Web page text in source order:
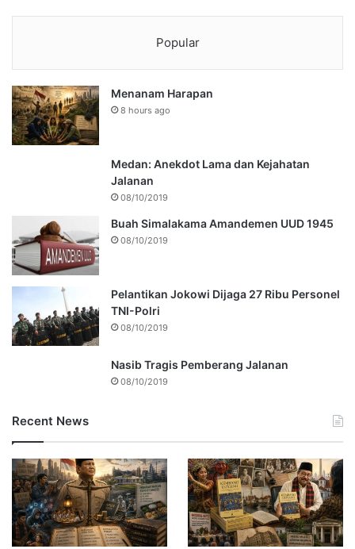
Popular
Menanam Harapan
8 hours ago
Medan: Anekdot Lama dan Kejahatan
Jalanan
08/10/2019
Buah Simalakama Amandemen UUD 1945
08/10/2019
Pelantikan Jokowi Dijaga 27 Ribu Personel
TNI-Polri
08/10/2019
Nasib Tragis Pemberang Jalanan
08/10/2019
Recent News